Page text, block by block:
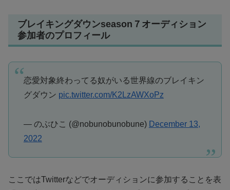
ブレイキングダウンseason７オーディション
参加者のプロフィール
恋愛対象終わってる奴がいる世界線のブレイキン
グダウン pic.twitter.com/K2LzAWXoPz
— のぶひこ (@nobunobunobune) December 13,
2022
ここではTwitterなどでオーディションに参加することを表